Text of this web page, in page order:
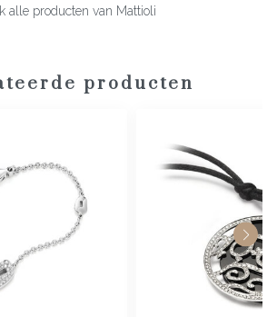
Diamant
42 cm
alle producten van Mattioli
producten